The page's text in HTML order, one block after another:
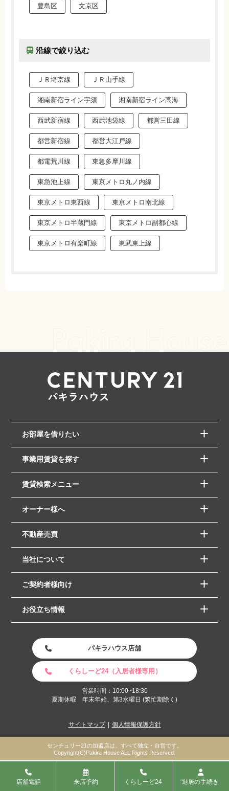
豊島区 文京区
沿線で絞り込む
ＪＲ埼京線 ＪＲ山手線
湘南新宿ライン宇須 湘南新宿ライン高海
西武新宿線 西武池袋線 都営三田線
都営新宿線 都営大江戸線
都電荒川線 東急多摩川線
東急池上線 東京メトロ丸ノ内線
東京メトロ東西線 東京メトロ南北線
東京メトロ半蔵門線 東京メトロ副都心線
東京メトロ有楽町線 東武東上線
店舗電話 来店予約 くらしーど24 退居の手続き
お部屋を借りたい
事業用賃貸を探す
賃貸検索メニュー
オーナー様へ
不動産売買
当社について
ご契約者様向け
お役立ち情報
パキラハウス店舗
くらしーど24（入居者様専用）
営業時間：10:00~18:30
夏期休暇 年末年始、第3水曜日 (繁忙期除く)
サイトマップ 個人情報保護方針
センチュリー21の加盟店は、すべて独立・自営です。
Copyright(C)Pakira House ALL Rights Reserved.